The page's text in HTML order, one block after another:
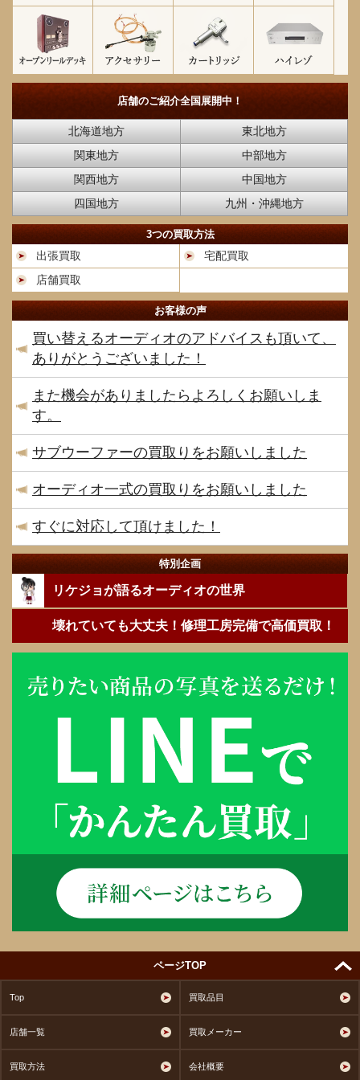
店舗のご紹介全国展開中！
北海道地方
東北地方
関東地方
中部地方
関西地方
中国地方
四国地方
九州・沖縄地方
3つの買取方法
出張買取
宅配買取
店舗買取
お客様の声
買い替えるオーディオのアドバイスも頂いて、
ありがとうございました！
また機会がありましたらよろしくお願いしま
す。
サブウーファーの買取りをお願いしました
オーディオ一式の買取りをお願いしました
すぐに対応して頂けました！
特別企画
リケジョが語るオーディオの世界
壊れていても大丈夫！修理工房完備で高価買取！
ページTOP
Top 買取品目
店舗一覧 買取メーカー
買取方法 会社概要